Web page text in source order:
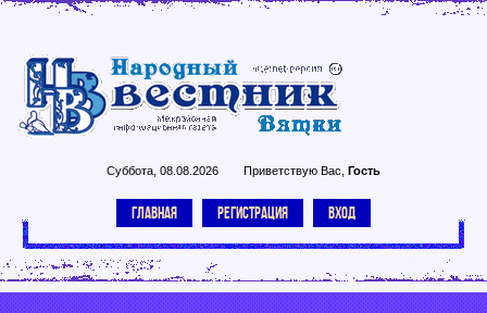
Суббота, 08.08.2026 Приветствую Вас Гость
ГЛАВНАЯ РЕГИСТРАЦИЯ ВХОД